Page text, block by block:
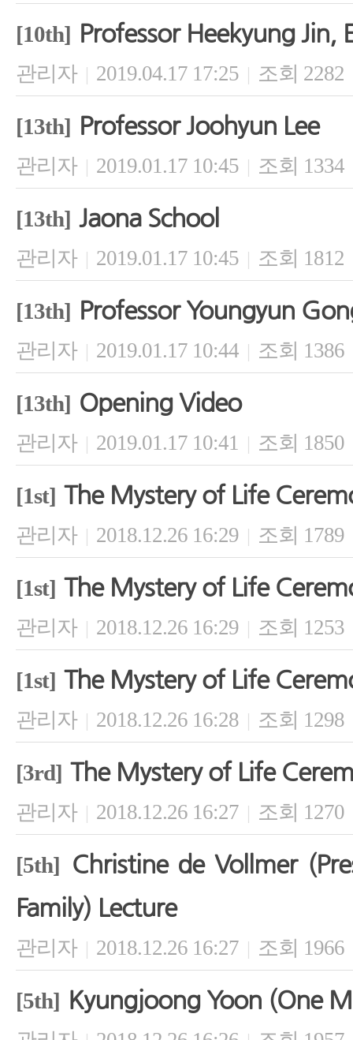
[10th] Professor Heekyung Jin,
관리자 | 2019.04.17 17:25 | 조회 2282
[13th] Professor Joohyun Lee
관리자 | 2019.01.17 10:45 | 조회 1334
[13th] Jaona School
관리자 | 2019.01.17 10:45 | 조회 1812
[13th] Professor Youngyun
관리자 | 2019.01.17 10:44 | 조회 1386
[13th] Opening Video
관리자 | 2019.01.17 10:41 | 조회 1850
[1st] The Mystery of Life
관리자 | 2018.12.26 16:29 | 조회 1789
[1st] The Mystery of Life
관리자 | 2018.12.26 16:29 | 조회 1253
[1st] The Mystery of Life
관리자 | 2018.12.26 16:28 | 조회 1298
[3rd] The Mystery of Life
관리자 | 2018.12.26 16:27 | 조회 1270
[5th] Christine de Vollmer
Family) Lecture
관리자 | 2018.12.26 16:27 | 조회 1966
[5th] Kyungjoong Yoon (One